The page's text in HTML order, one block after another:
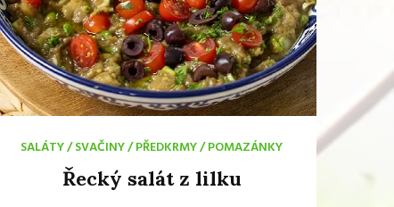
SALÁTY/SVAČINY/PŘEDKRMY/POMAZÁNKY
Řecký salát z lilku